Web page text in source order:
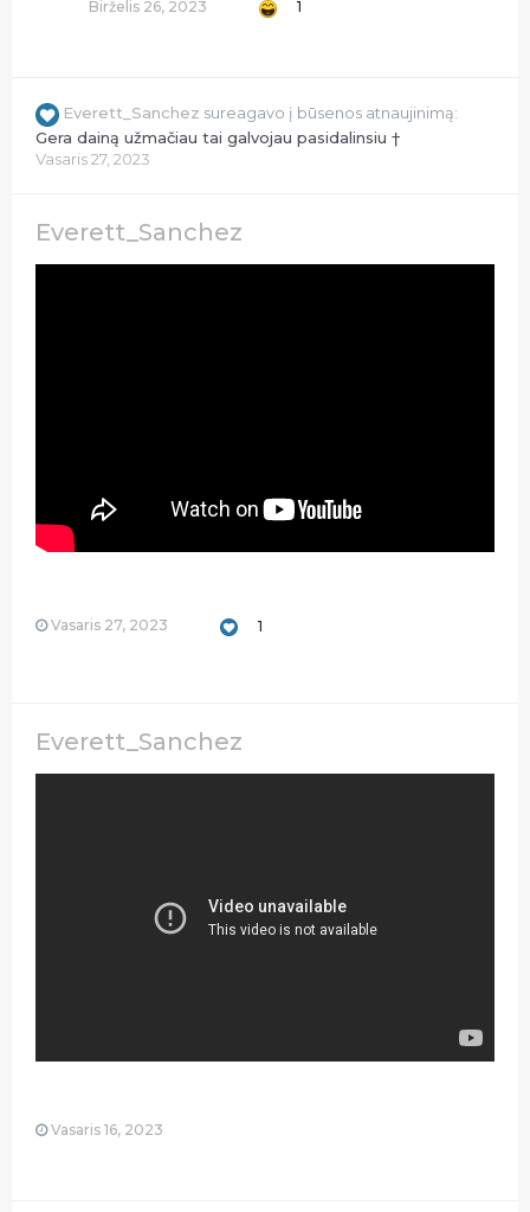
Birželis 26, 2023 1
Everett_Sanchez sureagavo į būsenos atnaujinimą:
Gera dainą užmačiau tai galvojau pasidalinsiu †
Vasaris 27, 2023
Everett_Sanchez
Vasaris 27, 2023 1
Everett_Sanchez
Vasaris 16, 2023